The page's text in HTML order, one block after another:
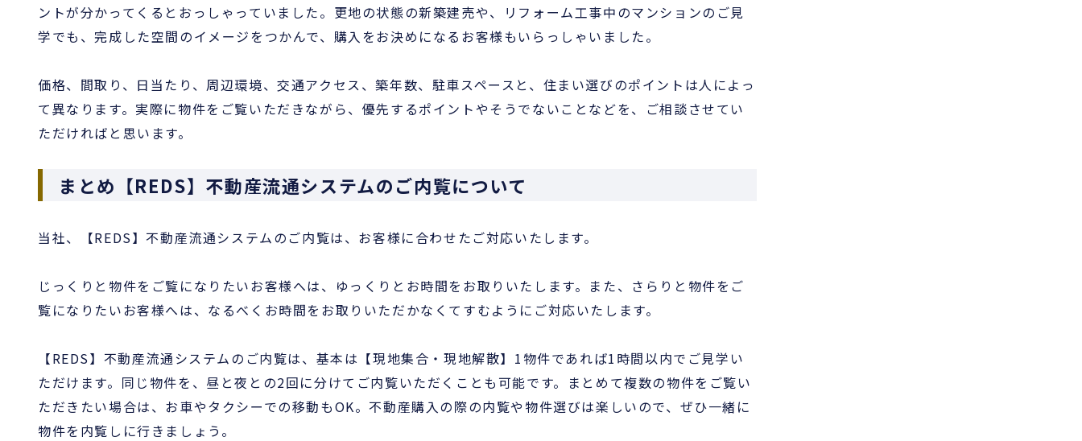
ントが分かってくるとおっしゃっていました。更地の状態の新築建売や、リフォーム工事中のマンションのご見
学でも、完成した空間のイメージをつかんで、購入をお決めになるお客様もいらっしゃいました。
価格、間取り、日当たり、周辺環境、交通アクセス、築年数、駐車スペースと、住まい選びのポイントは人によっ
て異なります。実際に物件をご覧いただきながら、優先するポイントやそうでないことなどを、ご相談させてい
ただければと思います。
まとめ【REDS】不動産流通システムのご内覧について
当社、【REDS】不動産流通システムのご内覧は、お客様に合わせたご対応いたします。
じっくりと物件をご覧になりたいお客様へは、ゆっくりとお時間をお取りいたします。また、さらりと物件をご
覧になりたいお客様へは、なるべくお時間をお取りいただかなくてすむようにご対応いたします。
【REDS】不動産流通システムのご内覧は、基本は【現地集合・現地解散】1物件であれば1時間以内でご見学い
ただけます。同じ物件を、昼と夜との2回に分けてご内覧いただくことも可能です。まとめて複数の物件をご覧い
ただきたい場合は、お車やタクシーでの移動もOK。不動産購入の際の内覧や物件選びは楽しいので、ぜひ一緒に
物件を内覧しに行きましょう。